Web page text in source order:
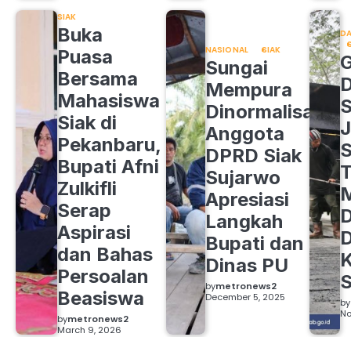
SIAK
Buka
Puasa
Bersama
Mahasiswa
Siak di
Pekanbaru,
Bupati Afni
Zulkifli
Serap
Aspirasi
dan Bahas
Persoalan
Beasiswa
bymetronews2
March 9, 2026
NASIONAL SIAK
Sungai
Mempura
Dinormalisasi,
Anggota
DPRD Siak
Sujarwo
Apresiasi
Langkah
Bupati dan
Dinas PU
bymetronews2
December 5, 2025
by